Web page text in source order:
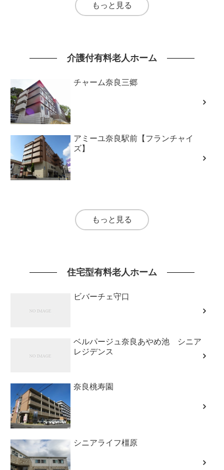
もっと見る
介護付有料老人ホーム
チャーム奈良三郷
アミーユ奈良駅前【フランチャイ
ズ】
もっと見る
住宅型有料老人ホーム
ビバーチェ守口
ベルパージュ奈良あやめ池 シニア
レジデンス
奈良桃寿園
シニアライフ橿原